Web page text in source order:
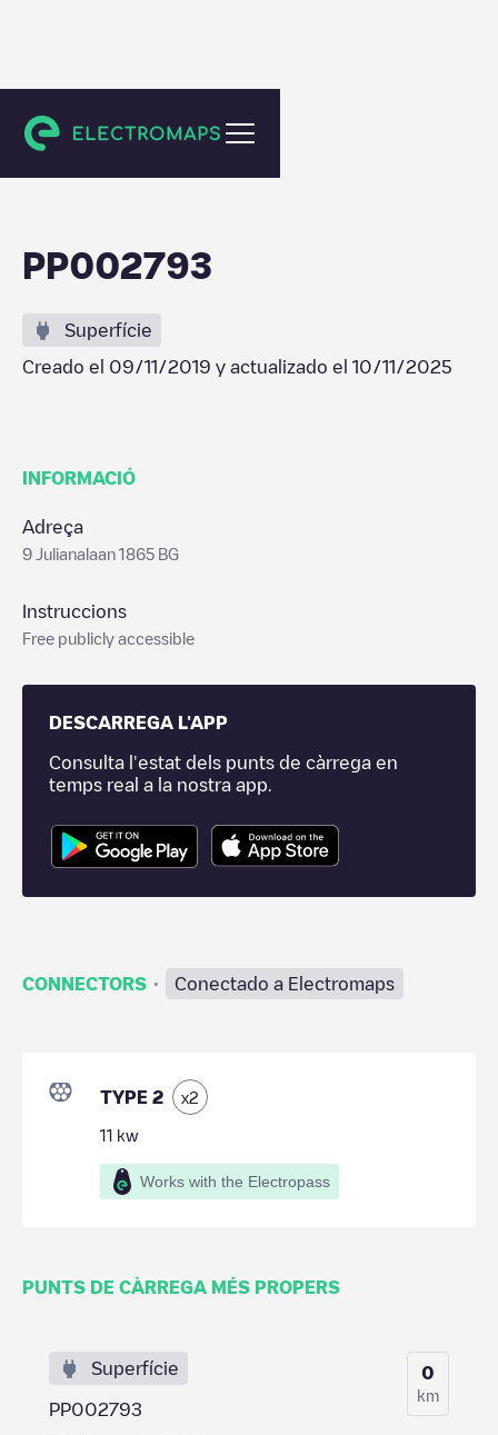
Bergen aan Zee
PP002793
Superfície
Creado el 09/11/2019 y actualizado el 10/11/2025
INFORMACIÓ
Adreça
9 Julianalaan 1865 BG
Instruccions
Free publicly accessible
DESCARREGA L'APP
Consulta l'estat dels punts de càrrega en
temps real a la nostra app.
CONNECTORS · Conectado a Electromaps
TYPE 2 x2
11 kw
Works with the Electropass
PUNTS DE CÀRREGA MÉS PROPERS
Superfície
PP002793
0
km